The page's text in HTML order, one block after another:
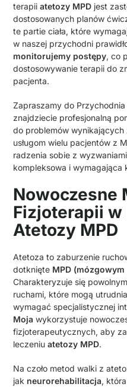
terapiiatetozy MPD jest
dostosowanych planów
te partie ciała, które
w naszej przychodni
monitorujemy postępy, co
dostosowywanie terapii do
pacjenta.
Zapraszamy do
znajdziecie profesjonalną
do problemów
usługom wielu pacjentów z
radzenia sobie z
kompleksowa i wymagająca
Nowoczesne
Fizjoterapii w
Atetozy MPD
Atetoza to zaburzenie
dotknięte MPD
Charakteryzuje się
ruchami, które mogą
wymagać specjalistycznej
Moja wykorzystuje
fizjoterapeutycznych, aby
leczeniuatetozy MPD.
Na czoło metod walki z
jak neurorehabilitacja,